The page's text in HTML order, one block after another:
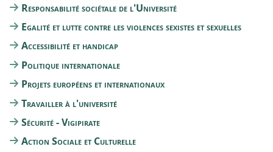
Responsabilité sociétale de l'Université
Egalité et lutte contre les violences sexistes et sexuelles
Accessibilité et handicap
Politique internationale
Projets européens et internationaux
Travailler à l'université
Sécurité - Vigipirate
Action Sociale et Culturelle